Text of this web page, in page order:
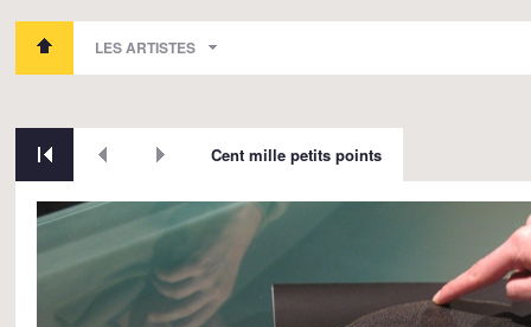
LES ARTISTES
Cent mille petits points